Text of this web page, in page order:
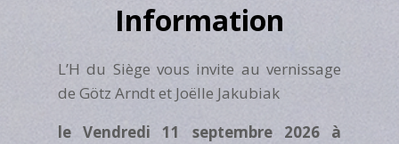
Information
VACANCES ÉTÉ 2020
L’H du Siège vous invite au vernissage
de Götz Arndt et Joëlle Jakubiak
le Vendredi 11 septembre 2026 à